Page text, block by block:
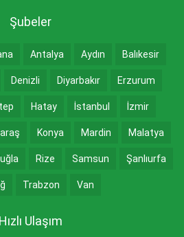
Şubeler
Antalya Aydın Balıkesir
Denizli Diyarbakır Erzurum
Hatay İstanbul İzmir
Konya Mardin Malatya
Rize Samsun Şanlıurfa
Trabzon Van
Hızlı Ulaşım